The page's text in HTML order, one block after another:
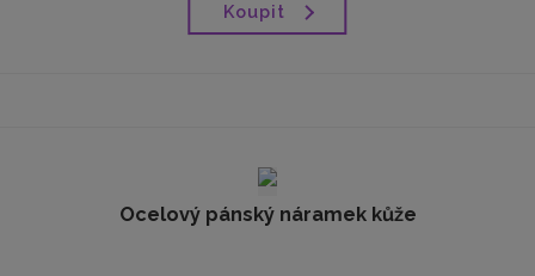
Koupit
Ocelový pánský náramek kůže